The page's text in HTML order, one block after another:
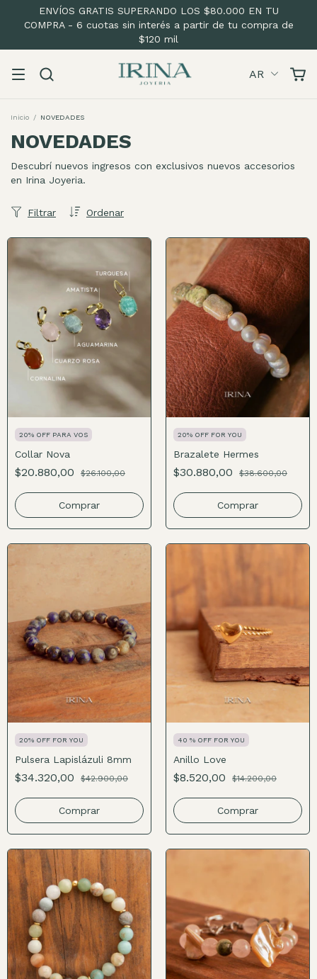
ENVÍOS GRATIS SUPERANDO LOS $80.000 EN TU
COMPRA - 6 cuotas sin interés a partir de tu compra de
$120 mil
AR
Inicio / NOVEDADES
NOVEDADES
Descubrí nuevos ingresos con exclusivos nuevos accesorios
en Irina Joyeria.
Ordenar
Filtrar
20% OFF PARA VOS
Collar Nova
$20.880,00 $26.100,00
Comprar
20% OFF FOR YOU
Brazalete Hermes
$30.880,00 $38.600,00
20% OFF FOR YOU
Pulsera Lapislázuli 8mm
$34.320,00 $42.900,00
Comprar
40 % OFF FOR YOU
Anillo Love
$8.520,00 $14.200,00
Comprar